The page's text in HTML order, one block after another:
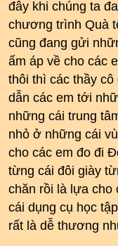
đây khi chúng ta
chương trình Quà
cũng đang gửi
ấm áp về cho các
thôi thì các thầy
dẫn các em tới
những cái trung
nhỏ ở những cái
cho các em đo đi
từng cái đôi giày
chăn rồi là lựa cho
cái dụng cụ học
rất là dễ thương